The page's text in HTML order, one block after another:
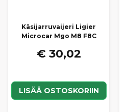
Käsijarruvaijeri Ligier
Microcar Mgo M8 F8C
€ 30,02
LISÄÄ OSTOSKORIIN